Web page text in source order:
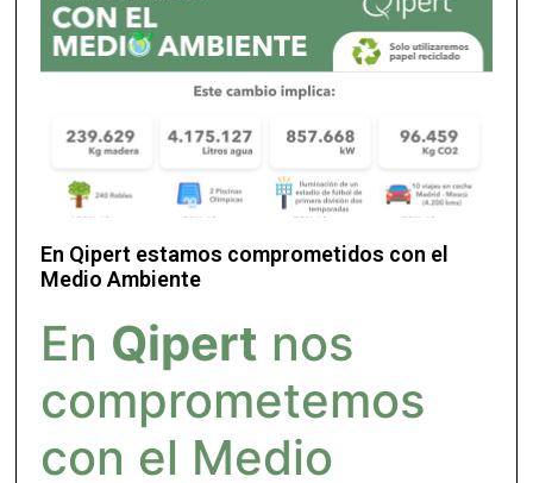
En Qipert estamos comprometidos con el
Medio Ambiente
En Qipert nos
comprometemos
con el Medio